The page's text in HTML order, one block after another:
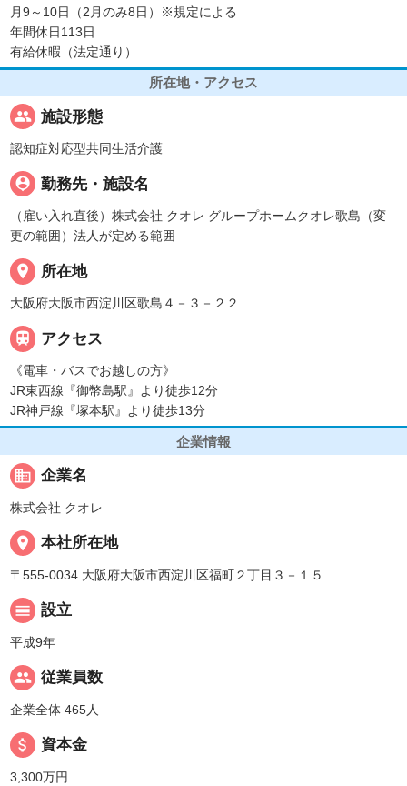
月9～10日（2月のみ8日）※規定による
年間休日113日
有給休暇（法定通り）
所在地・アクセス
people 施設形態
認知症対応型共同生活介護
person_pin 勤務先・施設名
（雇い入れ直後）株式会社 クオレ グループホームクオレ歌島（変
更の範囲）法人が定める範囲
place 所在地
大阪府大阪市西淀川区歌島４－３－２２
 アクセス
《電車・バスでお越しの方》
JR東西線『御幣島駅』より徒歩12分
JR神戸線『塚本駅』より徒歩13分
企業情報
business 企業名
株式会社 クオレ
place 本社所在地
〒555-0034 大阪府大阪市西淀川区福町２丁目３－１５
calendar_view_day 設立
平成9年
people 従業員数
企業全体 465人
attach_money 資本金
3,300万円